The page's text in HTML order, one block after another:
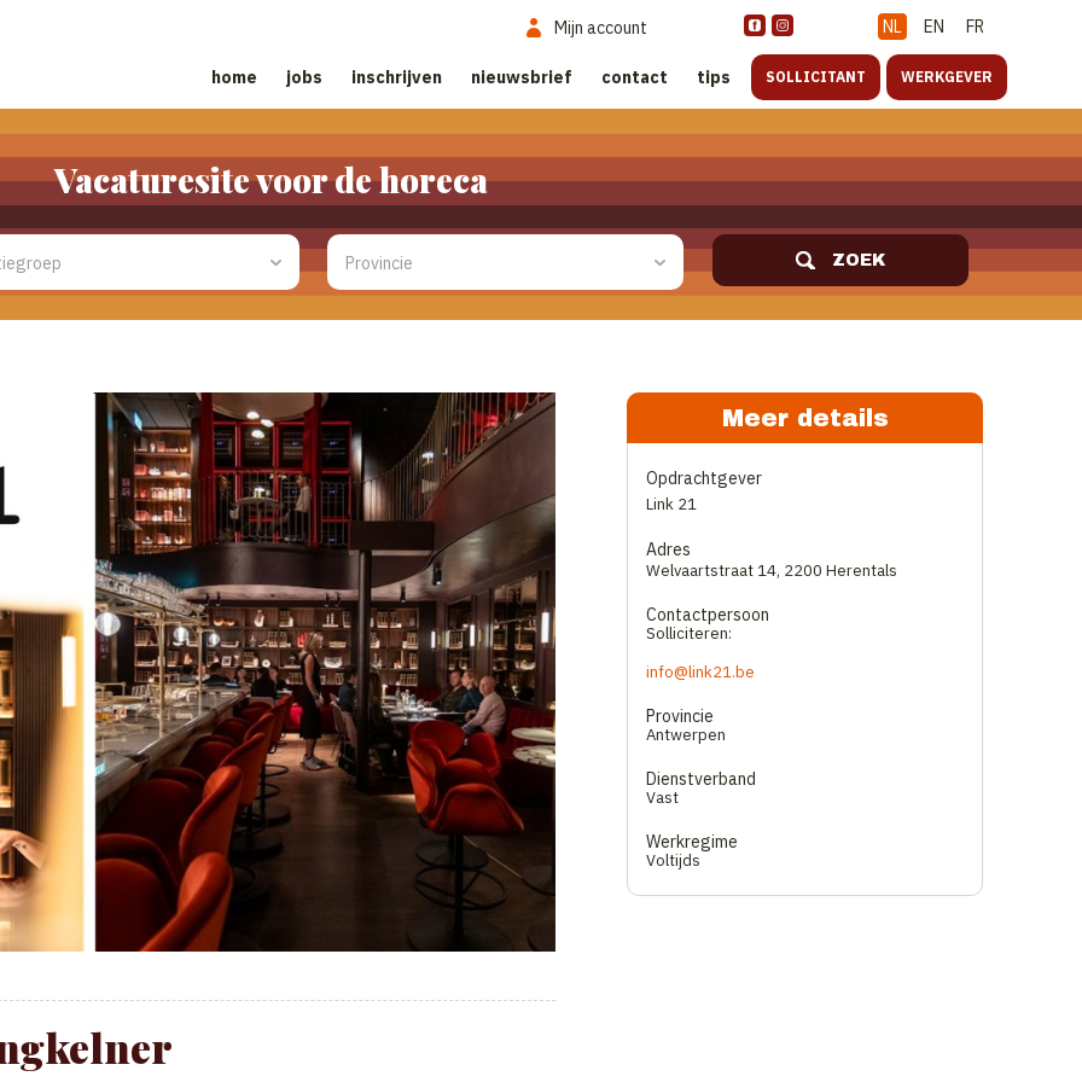
NL EN FR
Mijn account
home jobs inschrijven nieuwsbrief contact tips SOLLICITANT WERKGEVER
Vacaturesite voor de horeca
ZOEK
Meer details
Opdrachtgever
Link 21
Adres
Welvaartstraat 14, 2200 Herentals
Contactpersoon
Solliciteren:
info@link21.be
Provincie
Antwerpen
Dienstverband
Vast
Werkregime
Voltijds